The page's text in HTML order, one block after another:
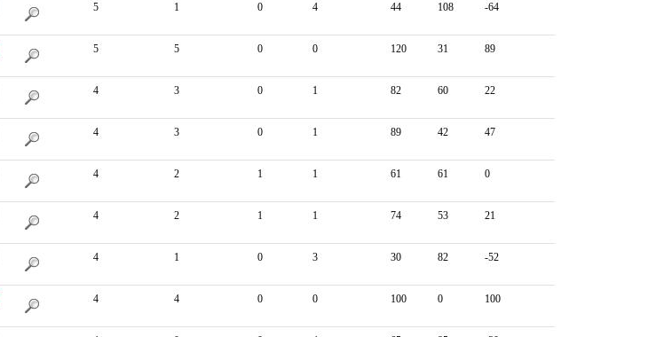
5 1 0 4 44 108 -64
5 5 0 0 120 31 89
4 3 0 1 82 60 22
4 3 0 1 89 42 47
4 2 1 1 61 61 0
4 2 1 1 74 53 21
4 1 0 3 30 82 -52
4 4 0 0 100 0 100